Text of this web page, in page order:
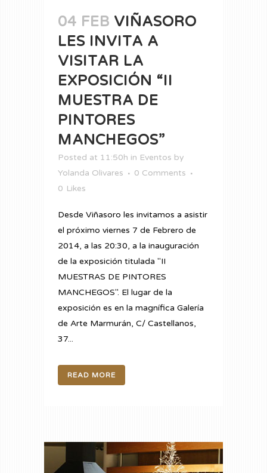
04 FEB VIÑASORO
LES INVITA A
VISITAR LA
EXPOSICIÓN “II
MUESTRA DE
PINTORES
MANCHEGOS”
Posted at 11:50h in Eventos by
Yolanda Olivares
0 Comments
0 Likes
Desde Viñasoro les invitamos a asistir
el próximo viernes 7 de Febrero de
2014, a las 20:30, a la inauguración
de la exposición titulada "II
MUESTRAS DE PINTORES
MANCHEGOS". El lugar de la
exposición es en la magnífica Galería
de Arte Marmurán, C/ Castellanos,
37...
READ MORE